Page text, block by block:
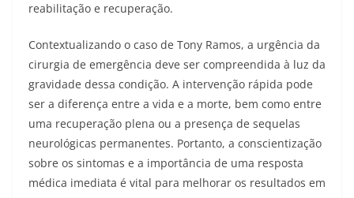
reabilitação e recuperação.
Contextualizando o caso de Tony Ramos, a urgência da
cirurgia de emergência deve ser compreendida à luz da
gravidade dessa condição. A intervenção rápida pode
ser a diferença entre a vida e a morte, bem como entre
uma recuperação plena ou a presença de sequelas
neurológicas permanentes. Portanto, a conscientização
sobre os sintomas e a importância de uma resposta
médica imediata é vital para melhorar os resultados em